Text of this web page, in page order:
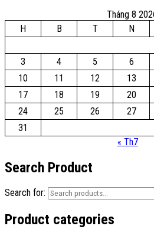
Tháng 8
H
B T N
3
4 5 6
10
11 12 13
17
18 19 20
24
25 26 27
31
« Th7
Search Product
Search for:
Product categories